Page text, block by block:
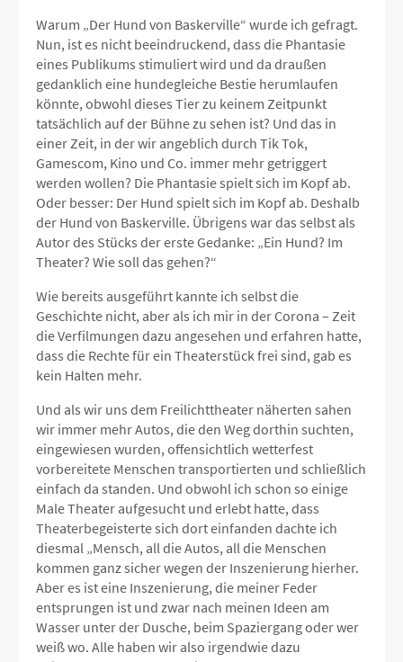
Warum „Der Hund von Baskerville“ wurde ich gefragt.
Nun, ist es nicht beeindruckend, dass die Phantasie
eines Publikums stimuliert wird und da draußen
gedanklich eine hundegleiche Bestie herumlaufen
könnte, obwohl dieses Tier zu keinem Zeitpunkt
tatsächlich auf der Bühne zu sehen ist? Und das in
einer Zeit, in der wir angeblich durch Tik Tok,
Gamescom, Kino und Co. immer mehr getriggert
werden wollen? Die Phantasie spielt sich im Kopf ab.
Oder besser: Der Hund spielt sich im Kopf ab. Deshalb
der Hund von Baskerville. Übrigens war das selbst als
Autor des Stücks der erste Gedanke: „Ein Hund? Im
Theater? Wie soll das gehen?“
Wie bereits ausgeführt kannte ich selbst die
Geschichte nicht, aber als ich mir in der Corona – Zeit
die Verfilmungen dazu angesehen und erfahren hatte,
dass die Rechte für ein Theaterstück frei sind, gab es
kein Halten mehr.
Und als wir uns dem Freilichttheater näherten sahen
wir immer mehr Autos, die den Weg dorthin suchten,
eingewiesen wurden, offensichtlich wetterfest
vorbereitete Menschen transportierten und schließlich
einfach da standen. Und obwohl ich schon so einige
Male Theater aufgesucht und erlebt hatte, dass
Theaterbegeisterte sich dort einfanden dachte ich
diesmal „Mensch, all die Autos, all die Menschen
kommen ganz sicher wegen der Inszenierung hierher.
Aber es ist eine Inszenierung, die meiner Feder
entsprungen ist und zwar nach meinen Ideen am
Wasser unter der Dusche, beim Spaziergang oder wer
weiß wo. Alle haben wir also irgendwie dazu